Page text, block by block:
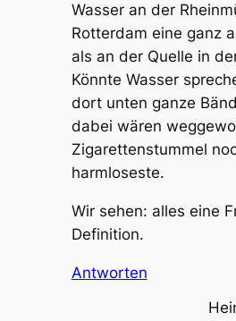
Wasser an der
Rotterdam eine ganz
als an der Quelle in
Könnte Wasser
dort unten ganze
dabei wären
Zigarettenstummel
harmloseste.
Wir sehen: alles eine
Definition.
Antworten